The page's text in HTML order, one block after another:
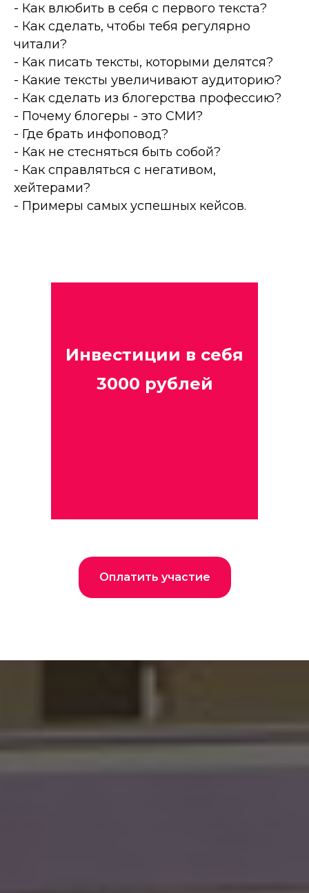
- Как влюбить в себя с первого текста?
- Как сделать, чтобы тебя регулярно
читали?
- Как писать тексты, которыми делятся?
- Какие тексты увеличивают аудиторию?
- Как сделать из блогерства профессию?
- Почему блогеры - это СМИ?
- Где брать инфоповод?
- Как не стесняться быть собой?
- Как справляться с негативом,
хейтерами?
- Примеры самых успешных кейсов.
Инвестиции в себя
3000 рублей
Оплатить участие